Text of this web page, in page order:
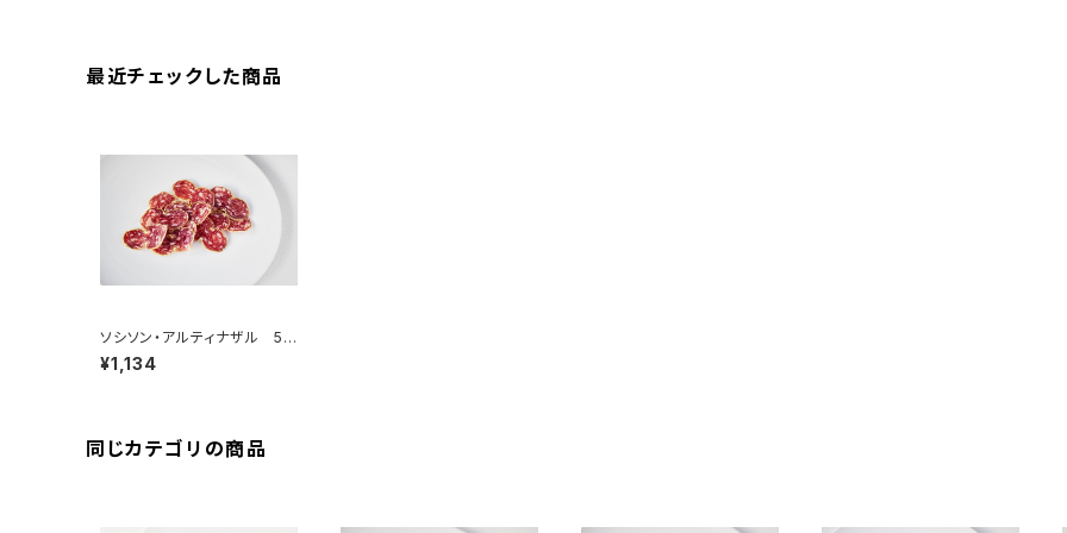
最近チェックした商品
ソシソン・アルティナザル 50
g ＜メゾン・ラボリー＞(フラン
ス・オーヴェルニュ)
¥1,134
同じカテゴリの商品